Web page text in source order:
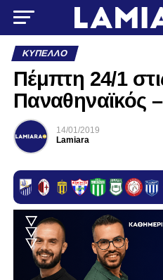
ΚΎΠΕΛΛΟ
Πέμπτη 24/1
Παναθηναϊκός
14/01/2019
Lamiara